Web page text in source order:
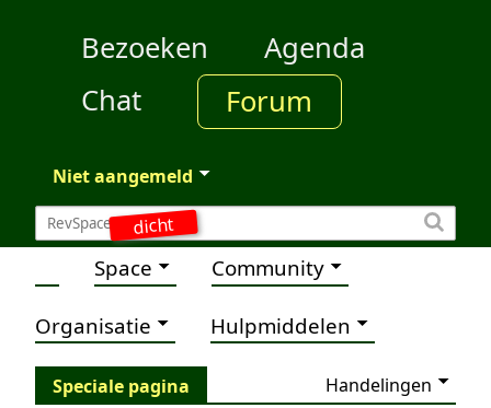
dicht
Bezoeken
Agenda
Chat
Forum
Niet aangemeld
Space Community
Organisatie Hulpmiddelen
Speciale pagina Handelingen